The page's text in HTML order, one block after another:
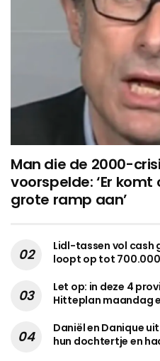
Man die de 2000-
voorspelde: ‘Er
grote ramp aan’
Lidl-tassen vol cash
loopt op tot
Let op: in deze 4
Hitteplan maandag
Daniël en Danique
hun dochtertje en